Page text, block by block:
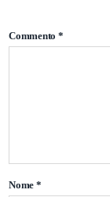
Commento *
Nome *